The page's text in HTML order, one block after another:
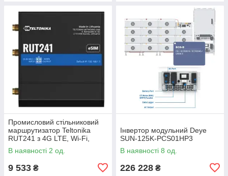
Промисловий стільниковий
маршрутизатор Teltonika
RUT241 з 4G LTE, Wi-Fi,
eSIM
В наявності 2 од.
9 533 ₴
Інвертор модульний Deye
SUN-125K-PCS01HP3
В наявності 8 од.
226 228 ₴